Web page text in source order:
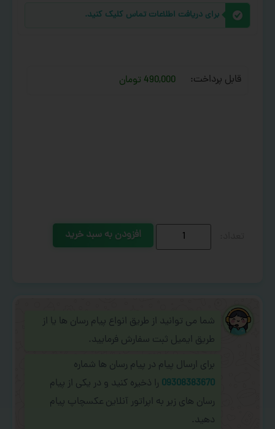
برای دریافت اطلاعات تماس کلیک کنید.
قابل پرداخت: 490,000 تومان
افزودن به سبد خرید
شما می توانید از طریق انواع پیام رسان ها یا از
طریق ایمیل ثبت سفارش فرمایید.
برای ارسال پیام در پیام رسان ها شماره
09308383670 را ذخیره کنید و در یکی از پیام
رسان های زیر به اپراتور آنلاین عکسچاپ پیام
دهید.